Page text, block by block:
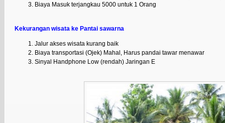
Biaya Masuk terjangkau 5000 untuk 1 Orang
Kekurangan wisata ke Pantai sawarna
Jalur akses wisata kurang baik
Biaya transportasi (Ojek) Mahal, Harus pandai tawar menawar
Sinyal Handphone Low (rendah) Jaringan E